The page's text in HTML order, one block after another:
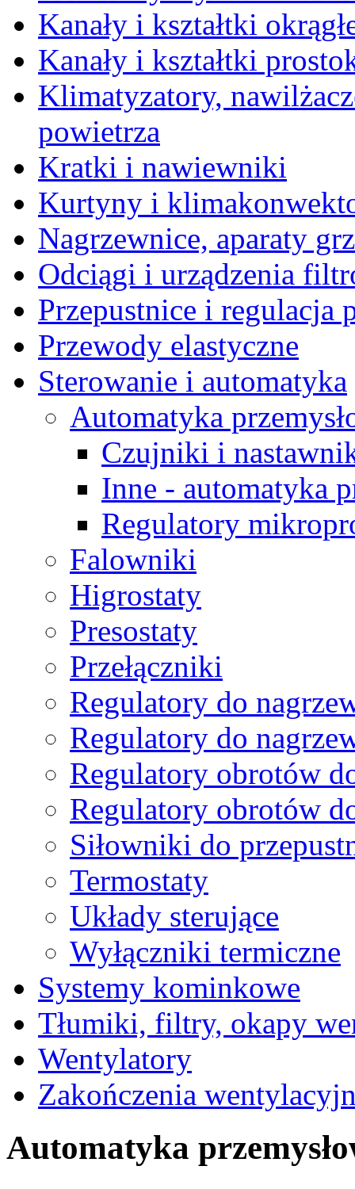
Kanały i kształtki
Kanały i kształtki
Klimatyzatory,
powietrza
Kratki i nawiewniki
Kurtyny i
Nagrzewnice, aparaty
Odciągi i urządzenia
Przepustnice i regulacja
Przewody elastyczne
Sterowanie i automatyka
Automatyka
Czujniki i
Inne - automatyka
Regulatory
Falowniki
Higrostaty
Presostaty
Przełączniki
Regulatory do
Regulatory do
Regulatory obrotów
Regulatory obrotów
Siłowniki do
Termostaty
Układy sterujące
Wyłączniki termiczne
Systemy kominkowe
Tłumiki, filtry, okapy
Wentylatory
Zakończenia
Automatyka